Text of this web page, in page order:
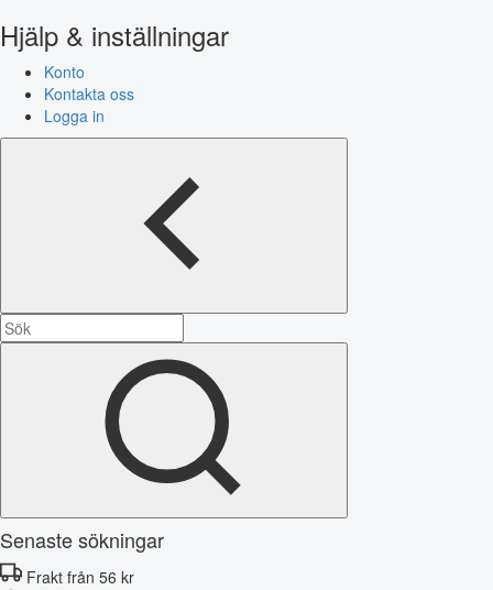
Hjälp & inställningar
Konto
Kontakta oss
Logga in
Senaste sökningar
Frakt från 56 kr